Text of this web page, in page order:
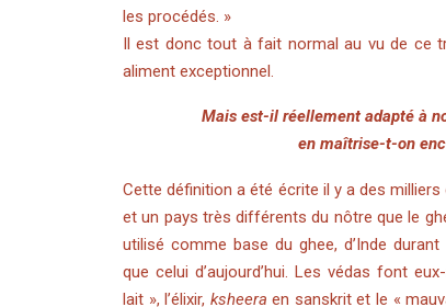
les procédés. »
Il est donc tout à fait normal au vu de ce
aliment exceptionnel.
Mais est-il réellement adapté à
en maîtrise-t-on encore
Cette définition a été écrite il y a des milliers
et un pays très différents du nôtre que le
utilisé comme base du ghee, d’Inde
que celui d’aujourd’hui. Les védas font
lait », l’élixir, ksheera en sanskrit et le «